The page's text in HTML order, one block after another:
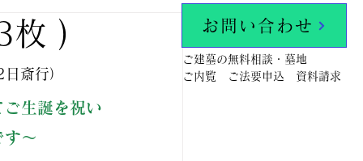
お問い合わせ
ご建墓の無料相談・墓地
ご内覧 ご法要申込 資料請求
枚 )
日斎行）
生誕を祝い
す～